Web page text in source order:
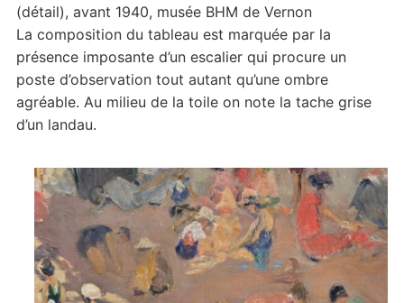
(détail), avant 1940, musée BHM de Vernon
La composition du tableau est marquée par la
présence imposante d’un escalier qui procure un
poste d’observation tout autant qu’une ombre
agréable. Au milieu de la toile on note la tache grise
d’un landau.